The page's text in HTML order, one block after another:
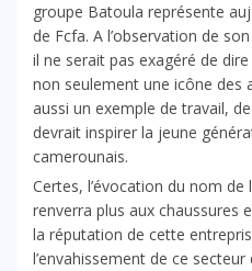
groupe Batoula représente
de Fcfa. A l’observation de
il ne serait pas exagéré de
non seulement une icône des
aussi un exemple de travail,
devrait inspirer la jeune
camerounais.
Certes, l’évocation du nom
renverra plus aux chaussures
la réputation de cette
l’envahissement de ce secteur